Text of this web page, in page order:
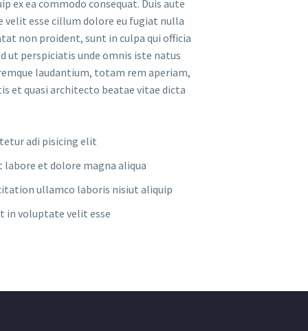
ex ea commodo consequat. Duis aute
esse cillum dolore eu fugiat nulla
non proident, sunt in culpa qui officia
ut perspiciatis unde omnis iste natus
laudantium, totam rem aperiam,
et quasi architecto beatae vitae dicta
adi pisicing elit
labore et dolore magna aliqua
ullamco laboris nisiut aliquip
in voluptate velit esse